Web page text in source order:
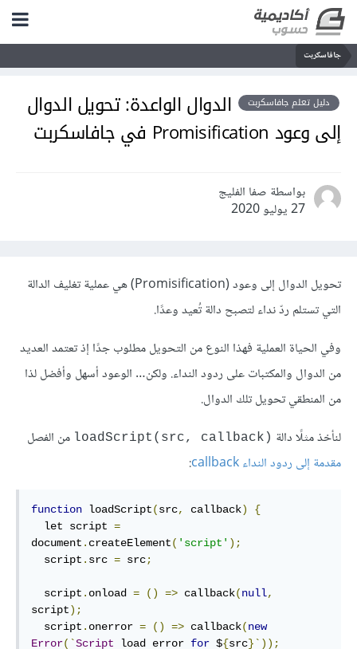
جافاسكربت
دليل تعلم جافاسكربت
الدوال الواعدة: تحويل الدوال
إلى وعود Promisification في جافاسكربت
بواسطة صفا الفليج
27 يوليو 2020
تحويل الدوال إلى وعود (Promisification) هي عملية تغليف الدالة
التي تستلم ردّ نداء لتصبح دالة تُعيد وعدًا.
وفي الحياة العملية فهذا النوع من التحويل مطلوب جدًا إذ تعتمد العديد
من الدوال والمكتبات على ردود النداء. ولكن… الوعود أسهل وأفضل لذا
من المنطقي تحويل تلك الدوال.
لنأخذ مثلًا دالة loadScript(src, callback)‎ من الفصل
مقدمة إلى ردود النداء callback
:
function loadScript(src, callback)
{
  let script
=
document . createElement( 'script' );
  script
. src = src;
  script
. onload = () => callback(null,
script);
  script
. onerror = () => callback(new
Error(`Script load error for ${src}`));